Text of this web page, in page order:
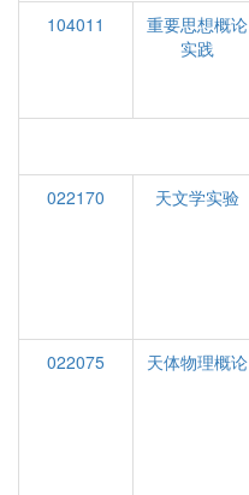
104011
重要思想概论
实践
022170 天文学实验
022075
天体物理概论